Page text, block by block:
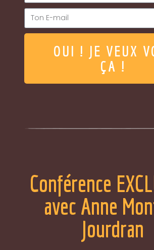
OUI ! JE VEUX
ÇA !
Conférence
avec Anne
Jourdran